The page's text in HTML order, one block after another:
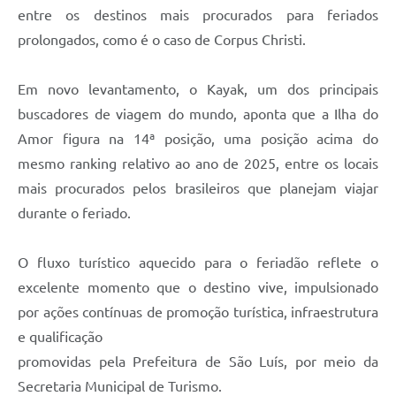
entre os destinos mais procurados para feriados
prolongados, como é o caso de Corpus Christi.
Em novo levantamento, o Kayak, um dos principais
buscadores de viagem do mundo, aponta que a Ilha do
Amor figura na 14ª posição, uma posição acima do
mesmo ranking relativo ao ano de 2025, entre os locais
mais procurados pelos brasileiros que planejam viajar
durante o feriado.
O fluxo turístico aquecido para o feriadão reflete o
excelente momento que o destino vive, impulsionado
por ações contínuas de promoção turística, infraestrutura
e qualificação
promovidas pela Prefeitura de São Luís, por meio da
Secretaria Municipal de Turismo.